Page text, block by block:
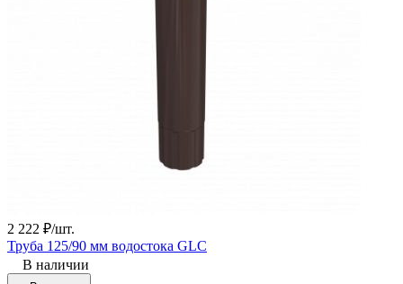
2 222 ₽/шт.
Труба 125/90 мм водостока GLC
В наличии